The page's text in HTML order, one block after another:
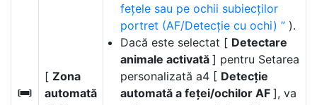
h
[ Zona
automată
fețele sau pe ochii subiecților
portret (AF/Detecție cu ochi)
).
Dacă este selectat [ Detectare
animale activată ] pentru Setarea
personalizată a4 [ Detecție
automată a feței/ochilor AF ], va